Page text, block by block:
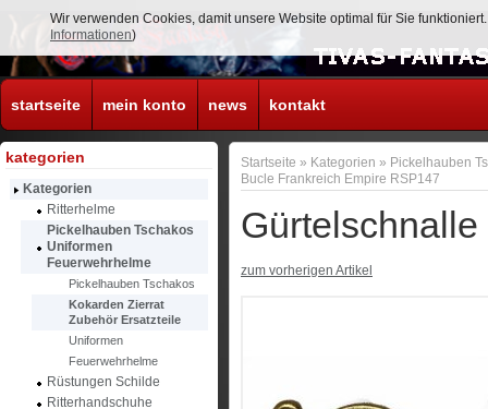
startseite mein konto news kontakt
Startseite » Kategorien » Pickelhauben
Bucle Frankreich Empire RSP147
zum vorherigen Artikel
kategorien
Kategorien
Ritterhelme
Pickelhauben Tschakos
Uniformen
Feuerwehrhelme
Pickelhauben Tschakos
Kokarden Zierrat
Zubehör Ersatzteile
Uniformen
Feuerwehrhelme
Rüstungen Schilde
Ritterhandschuhe
Wir verwenden Cookies, damit unsere Website optimal für Sie
Informationen)